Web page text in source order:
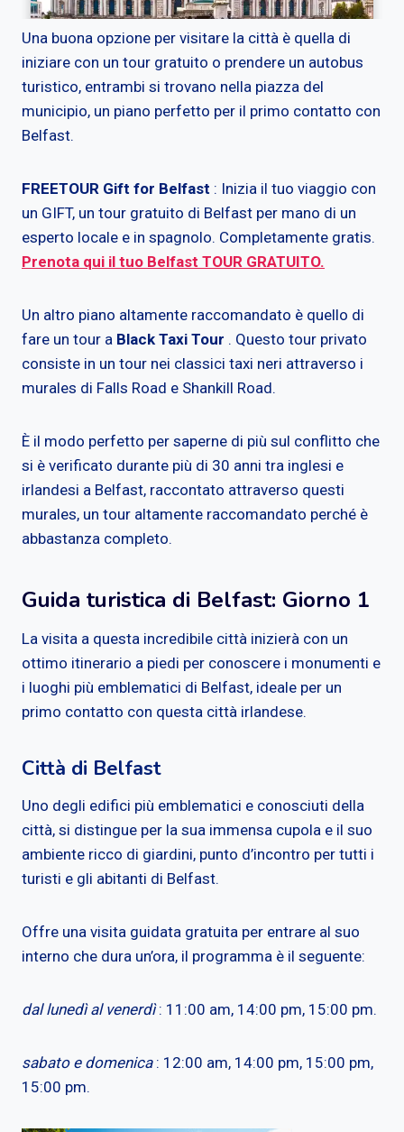
Una buona opzione per visitare la città è quella di
iniziare con un tour gratuito o prendere un autobus
turistico, entrambi si trovano nella piazza del
municipio, un piano perfetto per il primo contatto con
Belfast.
FREETOUR Gift for Belfast : Inizia il tuo viaggio con
un GIFT, un tour gratuito di Belfast per mano di un
esperto locale e in spagnolo. Completamente gratis.
Prenota qui il tuo Belfast TOUR GRATUITO.
Un altro piano altamente raccomandato è quello di
fare un tour a Black Taxi Tour . Questo tour privato
consiste in un tour nei classici taxi neri attraverso i
murales di Falls Road e Shankill Road.
È il modo perfetto per saperne di più sul conflitto che
si è verificato durante più di 30 anni tra inglesi e
irlandesi a Belfast, raccontato attraverso questi
murales, un tour altamente raccomandato perché è
abbastanza completo.
Guida turistica di Belfast: Giorno 1
La visita a questa incredibile città inizierà con un
ottimo itinerario a piedi per conoscere i monumenti e
i luoghi più emblematici di Belfast, ideale per un
primo contatto con questa città irlandese.
Città di Belfast
Uno degli edifici più emblematici e conosciuti della
città, si distingue per la sua immensa cupola e il suo
ambiente ricco di giardini, punto d’incontro per tutti i
turisti e gli abitanti di Belfast.
Offre una visita guidata gratuita per entrare al suo
interno che dura un’ora, il programma è il seguente:
dal lunedì al venerdì: 11:00 am, 14:00 pm, 15:00 pm.
sabato e domenica: 12:00 am, 14:00 pm, 15:00 pm,
15:00 pm.